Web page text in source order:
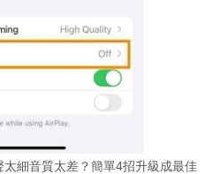
細音質太差？簡單4招升級成最佳